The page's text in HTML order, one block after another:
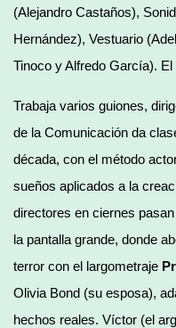
(Alejandro Castaños),
Hernández), Vestuario
Tinoco y Alfredo García).
Trabaja varios guiones,
de la Comunicación da
década, con el método
sueños aplicados a la
directores en ciernes
la pantalla grande, donde
terror con el largometraje
Olivia Bond (su esposa),
hechos reales. Víctor (el